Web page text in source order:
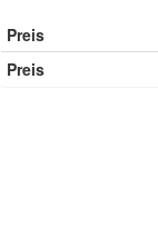
Preis
Preis